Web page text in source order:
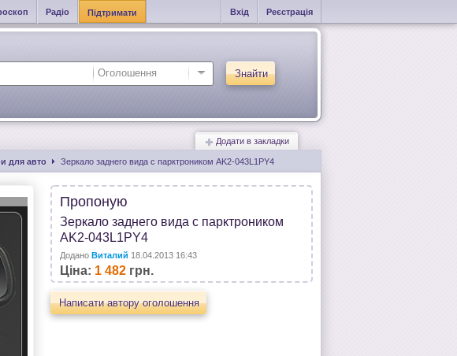
Радіо Підтримати Вхід Реєстрація
Знайти
Додати в закладки
для авто Зеркало заднего вида с парктроником AK2-043L1PY4
Пропоную
Зеркало заднего вида с парктроником
AK2-043L1PY4
Додано Виталий 18.04.2013 16:43
Ціна: 1 482 грн.
Написати автору оголошення